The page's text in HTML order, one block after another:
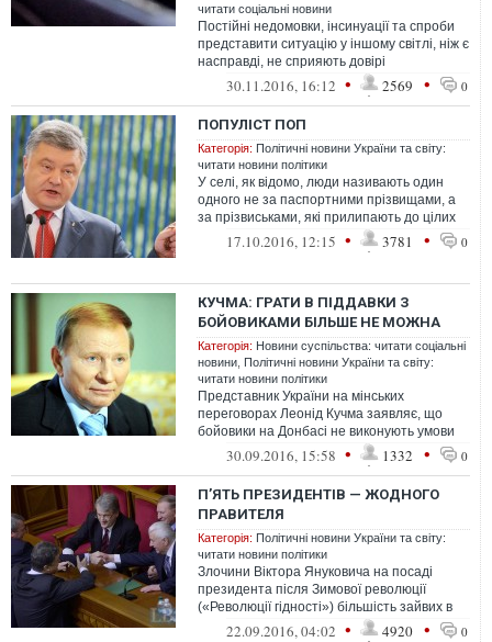
читати соціальні новини
Постійні недомовки, інсинуації та спроби
представити ситуацію у іншому світлі, ніж є
насправді, не сприяють довірі
громадськості до переговорного проц...
30.11.2016, 16:12 • 2569 • 0
ПОПУЛІСТ ПОП
Категорія: Політичні новини України та світу:
читати новини політики
У селі, як відомо, люди називають один
одного не за паспортними прізвищами, а
за прізвиськами, які прилипають до цілих
родин і передаються з покоління...
17.10.2016, 12:15 • 3781 • 0
КУЧМА: ГРАТИ В ПІДДАВКИ З
БОЙОВИКАМИ БІЛЬШЕ НЕ МОЖНА
Категорія: Новини суспільства: читати соціальні
новини Політичні новини України та світу:
читати новини політики
Представник України на мінських
переговорах Леонід Кучма заявляє, що
бойовики на Донбасі не виконують умови
нещодавніх домовленостей у Мінську і цим
30.09.2016, 15:58 • 1332 • 0
П’ЯТЬ ПРЕЗИДЕНТІВ — ЖОДНОГО
ПРАВИТЕЛЯ
Категорія: Політичні новини України та світу:
читати новини політики
Злочини Віктора Януковича на посаді
президента після Зимової революції
(«Революції гідності») більшість зайвих в
Україні політичних гравців почали зга...
22.09.2016, 04:02 • 4920 • 0